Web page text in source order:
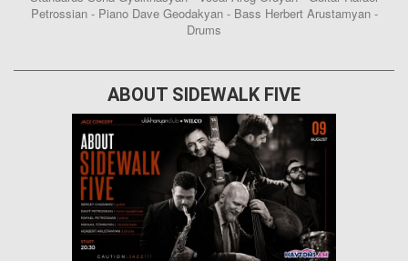
Petrossian - Piano Dave Geodakyan - Bass Herbert Arustamyan -
Drums
ABOUT SIDEWALK FIVE